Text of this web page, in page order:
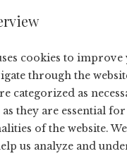
cookies to
through the
categorized as
they are essential
of the website.
us analyze and